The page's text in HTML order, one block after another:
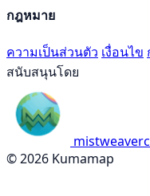
กฎหมาย
ความเป็นส่วนตัว เงื่อนไข
สนับสนุนโดย
© 2026 Kumamap